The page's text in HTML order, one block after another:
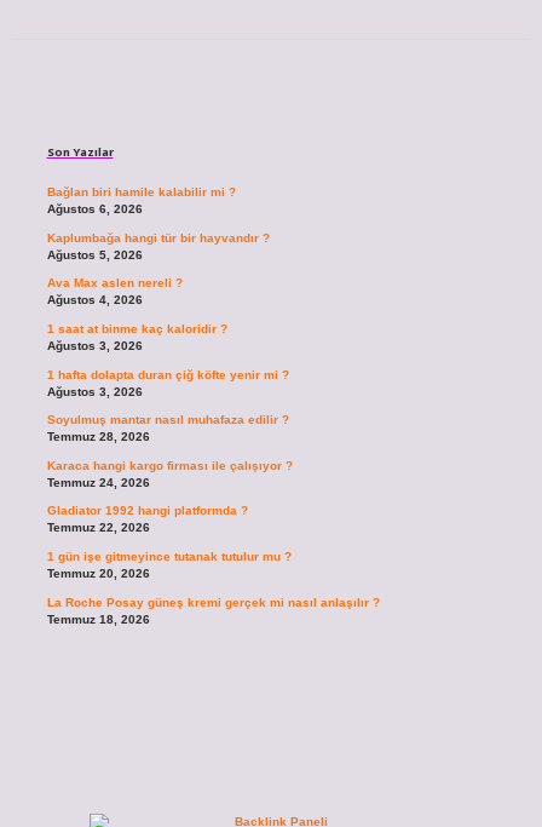
Son Yazılar
Bağlan biri hamile kalabilir mi ?
Ağustos 6, 2026
Kaplumbağa hangi tür bir hayvandır ?
Ağustos 5, 2026
Ava Max aslen nereli ?
Ağustos 4, 2026
1 saat at binme kaç kaloridir ?
Ağustos 3, 2026
1 hafta dolapta duran çiğ köfte yenir mi ?
Ağustos 3, 2026
Soyulmuş mantar nasıl muhafaza edilir ?
Temmuz 28, 2026
Karaca hangi kargo firması ile çalışıyor ?
Temmuz 24, 2026
Gladiator 1992 hangi platformda ?
Temmuz 22, 2026
1 gün işe gitmeyince tutanak tutulur mu ?
Temmuz 20, 2026
La Roche Posay güneş kremi gerçek mi nasıl anlaşılır ?
Temmuz 18, 2026